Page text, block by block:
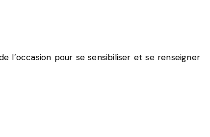
l’occasion pour se sensibiliser et se renseigner